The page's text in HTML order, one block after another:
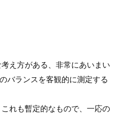
え方がある、非常にあいまい
バランスを客観的に測定する
れも暫定的なもので、一応の